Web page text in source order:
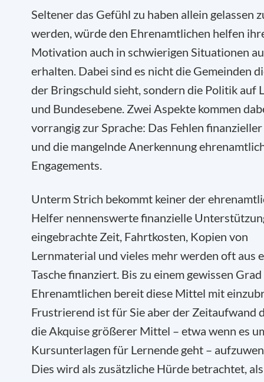
Seltener das Gefühl zu haben allein gelassen
werden, würde den Ehrenamtlichen helfen
Motivation auch in schwierigen Situationen
erhalten. Dabei sind es nicht die Gemeinden
der Bringschuld sieht, sondern die Politik auf
und Bundesebene. Zwei Aspekte kommen
vorrangig zur Sprache: Das Fehlen
und die mangelnde Anerkennung
Engagements.
Unterm Strich bekommt keiner der
Helfer nennenswerte finanzielle
eingebrachte Zeit, Fahrtkosten, Kopien von
Lernmaterial und vieles mehr werden oft aus
Tasche finanziert. Bis zu einem gewissen
Ehrenamtlichen bereit diese Mittel mit
Frustrierend ist für Sie aber der Zeitaufwand
die Akquise größerer Mittel – etwa wenn es
Kursunterlagen für Lernende geht –
Dies wird als zusätzliche Hürde betrachtet,